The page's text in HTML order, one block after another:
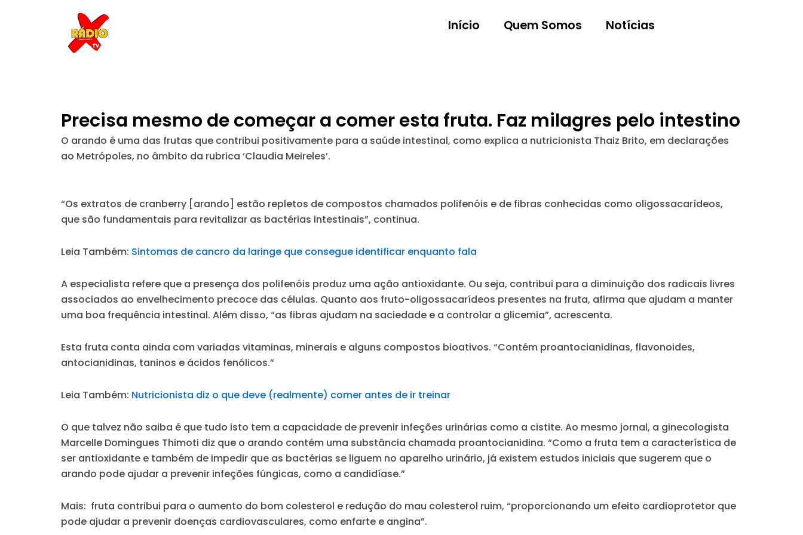
Início Quem Somos Notícias
Precisa mesmo de começar a comer esta fruta. Faz milagres pelo intestino
O arando é uma das frutas que contribui positivamente para a saúde intestinal, como explica a nutricionista Thaiz Brito, em declarações
ao Metrópoles, no âmbito da rubrica ‘Claudia Meireles’.
“Os extratos de cranberry [arando] estão repletos de compostos chamados polifenóis e de fibras conhecidas como oligossacarídeos,
que são fundamentais para revitalizar as bactérias intestinais”, continua.
Leia Também: Sintomas de cancro da laringe que consegue identificar enquanto fala
A especialista refere que a presença dos polifenóis produz uma ação antioxidante. Ou seja, contribui para a diminuição dos radicais livres
associados ao envelhecimento precoce das células. Quanto aos fruto-oligossacarídeos presentes na fruta, afirma que ajudam a manter
uma boa frequência intestinal. Além disso, “as fibras ajudam na saciedade e a controlar a glicemia”, acrescenta.
Esta fruta conta ainda com variadas vitaminas, minerais e alguns compostos bioativos. “Contém proantocianidinas, flavonoides,
antocianidinas, taninos e ácidos fenólicos.”
Leia Também: Nutricionista diz o que deve (realmente) comer antes de ir treinar
O que talvez não saiba é que tudo isto tem a capacidade de prevenir infeções urinárias como a cistite. Ao mesmo jornal, a ginecologista
Marcelle Domingues Thimoti diz que o arando contém uma substância chamada proantocianidina. “Como a fruta tem a característica de
ser antioxidante e também de impedir que as bactérias se liguem no aparelho urinário, já existem estudos iniciais que sugerem que o
arando pode ajudar a prevenir infeções fúngicas, como a candidíase.”
Mais: fruta contribui para o aumento do bom colesterol e redução do mau colesterol ruim, “proporcionando um efeito cardioprotetor que
pode ajudar a prevenir doenças cardiovasculares, como enfarte e angina”.